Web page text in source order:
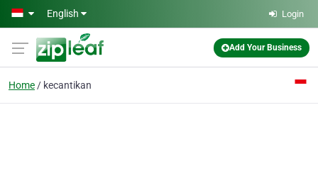
Skip to main content
English Login
Add Your Business
Home kecantikan